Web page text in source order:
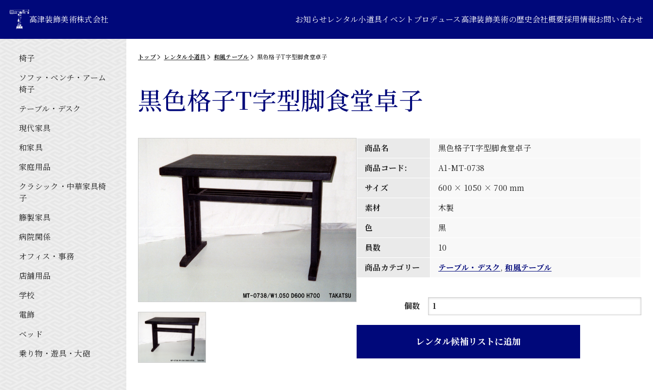
高津装飾美術株式会社 お知らせレンタル小道具イベントプロデュース高津装飾美術の歴史会社概要採用情報お問い合わせ
椅子
ソファ・ベンチ・アーム
椅子
テーブル・デスク
現代家具
和家具
家庭用品
クラシック・中華家具椅
子
籐製家具
病院関係
オフィス・事務
店舗用品
学校
電飾
ベッド
乗り物・遊具・大砲
トップ レンタル小道具 和風テーブル 黒色格子T字型脚食堂卓子
黒色格子T字型脚食堂卓子
商品名
黒色格子T字型脚食堂卓子
商品コード:
A1-MT-0738
サイズ
600 × 1050 × 700 mm
素材
木製
色
黒
員数
10
商品カテゴリー
テーブル・デスク,和風テーブル
個数
黒
レンタル候補リストに追加